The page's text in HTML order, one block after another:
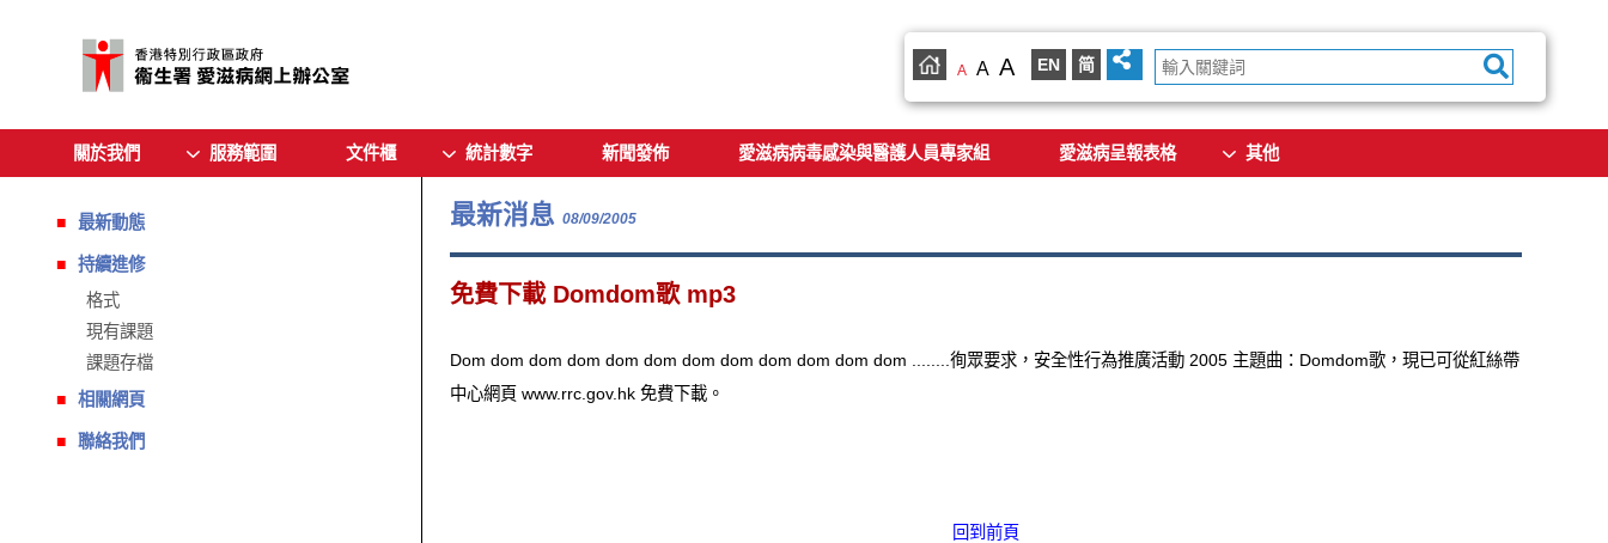
A A A EN 简
關於我們 服務範圍 文件櫃 統計數字 新聞發佈 愛滋病病毒感染與醫護人員專家組 愛滋病呈報表格 其他
最新動態
持續進修
格式
現有課題
課題存檔
相關網頁
聯絡我們
最新消息 08/09/2005
免費下載 Domdom歌 mp3
Dom dom dom dom dom dom dom dom dom dom dom dom ........徇眾要求，安全性行為推廣活動 2005 主題曲：Domdom歌，現已可從紅絲帶
中心網頁 www.rrc.gov.hk 免費下載。
回到前頁